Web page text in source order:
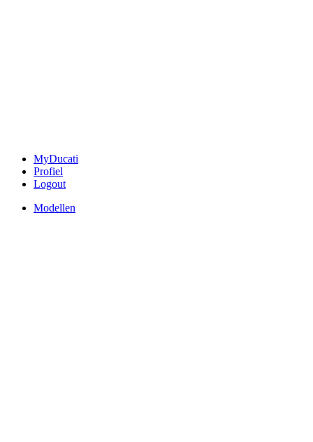
MyDucati
Profiel
Logout
Modellen